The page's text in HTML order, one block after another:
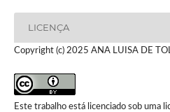
LICENÇA
Copyright (c) 2025 ANA LUISA DE
Este trabalho está licenciado sob uma